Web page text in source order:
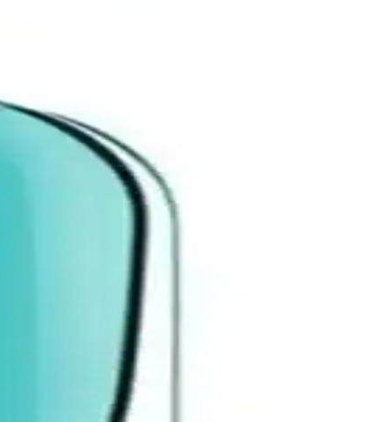
buluşmalarında denge kurar. Üst notlar ferah, orta notlar
ferahlık, dip-notalar derinlik ve kalıcılık kullanıcıya
ve Misk ile dengeli bir koku sağlar. Günlük kullanım için